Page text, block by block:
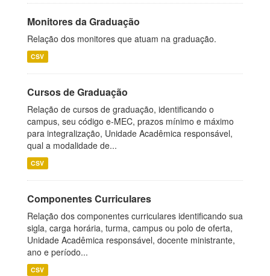
Monitores da Graduação
Relação dos monitores que atuam na graduação.
CSV
Cursos de Graduação
Relação de cursos de graduação, identificando o
campus, seu código e-MEC, prazos mínimo e máximo
para integralização, Unidade Acadêmica responsável,
qual a modalidade de...
CSV
Componentes Curriculares
Relação dos componentes curriculares identificando sua
sigla, carga horária, turma, campus ou polo de oferta,
Unidade Acadêmica responsável, docente ministrante,
ano e período...
CSV